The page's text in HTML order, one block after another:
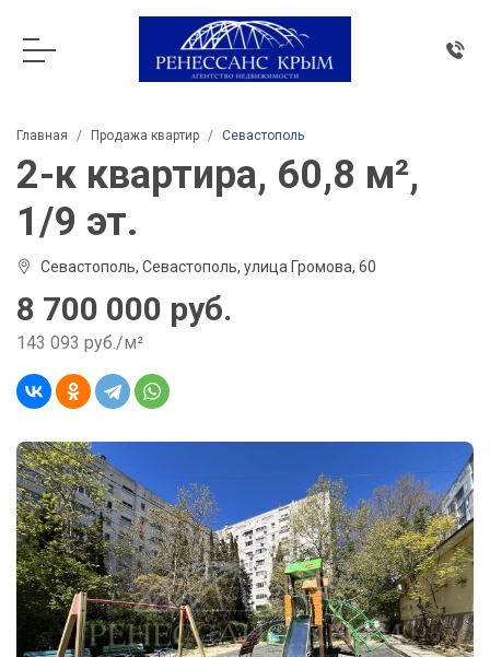
Главная Продажа квартир Севастополь
2-к квартира, 60,8 м²,
1/9 эт.
Севастополь, Севастополь, улица Громова, 60
8 700 000 руб.
143 093 руб./м²